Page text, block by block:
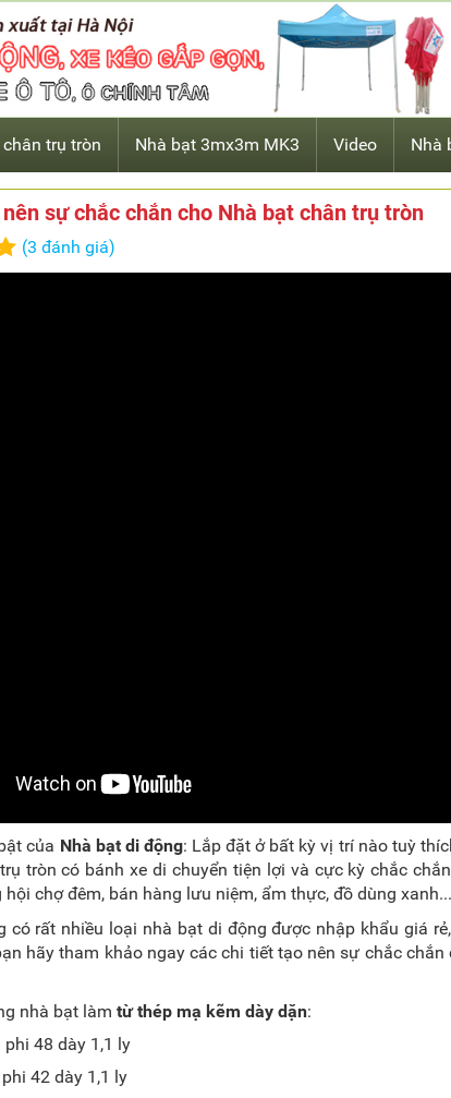
trụ tròn Nhà bạt 3mx3m MK3 Video Nhà
sự chắc chắn cho Nhà bạt chân trụ tròn
(3 đánh giá)
của Nhà bạt di động: Lắp đặt ở bất kỳ vị trí nào tuỳ
tròn có bánh xe di chuyển tiện lợi và cực kỳ chắc
hội chợ đêm, bán hàng lưu niệm, ẩm thực, đồ dùng
có rất nhiều loại nhà bạt di động được nhập khẩu giá
hãy tham khảo ngay các chi tiết tạo nên sự chắc
nhà bạt làm từ thép mạ kẽm dày dặn:
phi 48 dày 1,1 ly
42 dày 1,1 ly